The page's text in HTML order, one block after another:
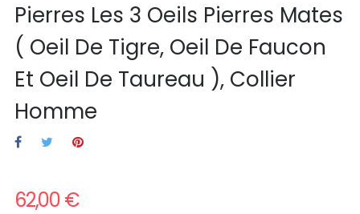
Pierres Les 3 Oeils Pierres Mates
( Oeil De Tigre, Oeil De Faucon
Et Oeil De Taureau ), Collier
Homme
62,00 €